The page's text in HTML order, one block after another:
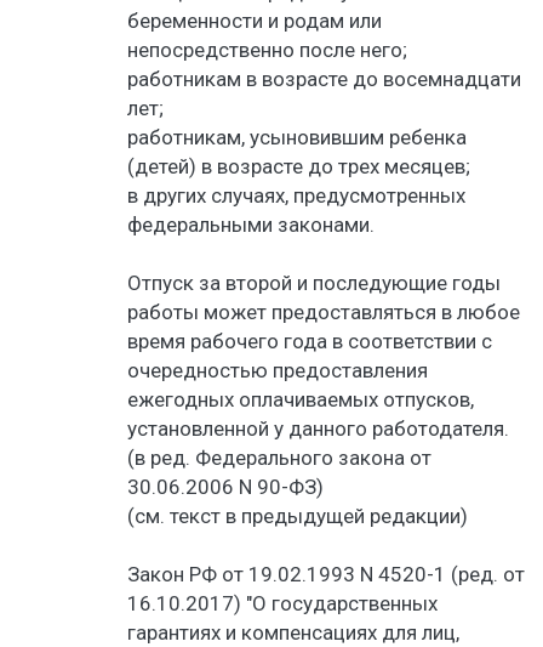
беременности и родам или
непосредственно после него;
работникам в возрасте до восемнадцати
лет;
работникам, усыновившим ребенка
(детей) в возрасте до трех месяцев;
в других случаях, предусмотренных
федеральными законами.
Отпуск за второй и последующие годы
работы может предоставляться в любое
время рабочего года в соответствии с
очередностью предоставления
ежегодных оплачиваемых отпусков,
установленной у данного работодателя.
(в ред. Федерального закона от
30.06.2006 N 90-ФЗ)
(см. текст в предыдущей редакции)
Закон РФ от 19.02.1993 N 4520-1 (ред. от
16.10.2017) "О государственных
гарантиях и компенсациях для лиц,